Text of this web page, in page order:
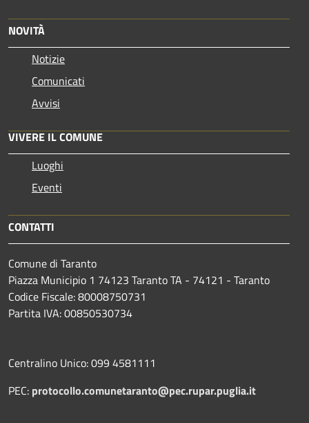
NOVITÀ
Notizie
Comunicati
Avvisi
VIVERE IL COMUNE
Luoghi
Eventi
CONTATTI
Comune di Taranto
Piazza Municipio 1 74123 Taranto TA - 74121 - Taranto
Codice Fiscale: 80008750731
Partita IVA: 00850530734
Centralino Unico: 099 4581111
PEC: protocollo.comunetaranto@pec.rupar.puglia.it